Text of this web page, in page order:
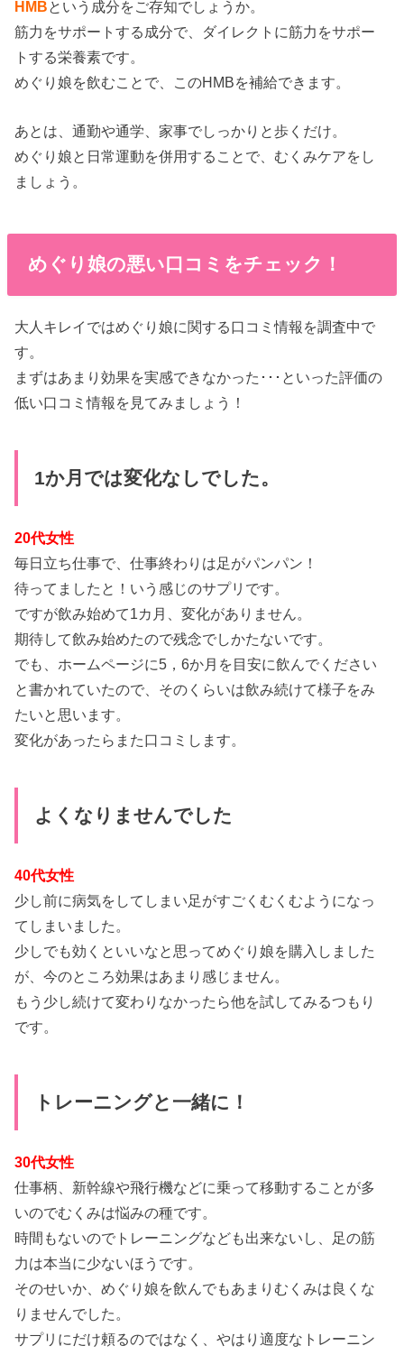
HMBという成分をご存知でしょうか。
筋力をサポートする成分で、ダイレクトに筋力をサポー
トする栄養素です。
めぐり娘を飲むことで、このHMBを補給できます。
あとは、通勤や通学、家事でしっかりと歩くだけ。
めぐり娘と日常運動を併用することで、むくみケアをし
ましょう。
めぐり娘の悪い口コミをチェック！
大人キレイではめぐり娘に関する口コミ情報を調査中で
す。
まずはあまり効果を実感できなかった･･･といった評価の
低い口コミ情報を見てみましょう！
1か月では変化なしでした。
20代女性
毎日立ち仕事で、仕事終わりは足がパンパン！
待ってましたと！いう感じのサプリです。
ですが飲み始めて1カ月、変化がありません。
期待して飲み始めたので残念でしかたないです。
でも、ホームページに5，6か月を目安に飲んでください
と書かれていたので、そのくらいは飲み続けて様子をみ
たいと思います。
変化があったらまた口コミします。
よくなりませんでした
40代女性
少し前に病気をしてしまい足がすごくむくむようになっ
てしまいました。
少しでも効くといいなと思ってめぐり娘を購入しました
が、今のところ効果はあまり感じません。
もう少し続けて変わりなかったら他を試してみるつもり
です。
トレーニングと一緒に！
30代女性
仕事柄、新幹線や飛行機などに乗って移動することが多
いのでむくみは悩みの種です。
時間もないのでトレーニングなども出来ないし、足の筋
力は本当に少ないほうです。
そのせいか、めぐり娘を飲んでもあまりむくみは良くな
りませんでした。
サプリにだけ頼るのではなく、やはり適度なトレーニン